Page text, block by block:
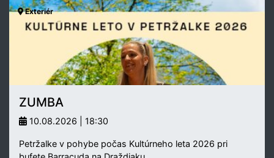
Exteriér
ZUMBA
10.08.2026 | 18:30
Petržalke v pohybe počas Kultúrneho leta 2026 pri